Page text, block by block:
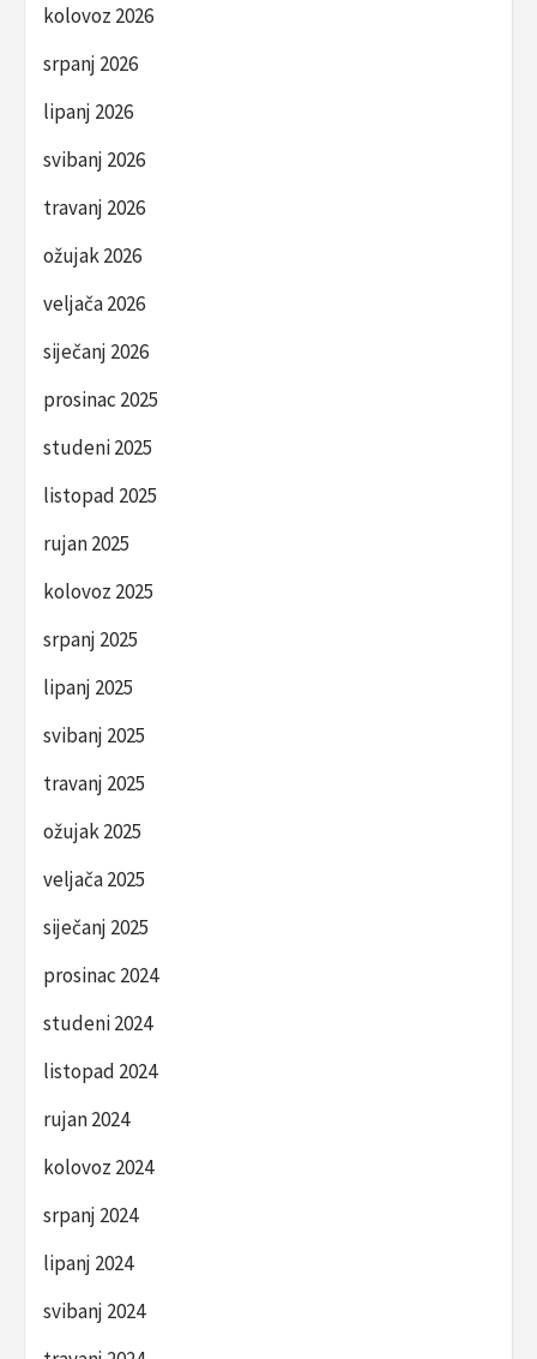
kolovoz 2026
srpanj 2026
lipanj 2026
svibanj 2026
travanj 2026
ožujak 2026
veljača 2026
siječanj 2026
prosinac 2025
studeni 2025
listopad 2025
rujan 2025
kolovoz 2025
srpanj 2025
lipanj 2025
svibanj 2025
travanj 2025
ožujak 2025
veljača 2025
siječanj 2025
prosinac 2024
studeni 2024
listopad 2024
rujan 2024
kolovoz 2024
srpanj 2024
lipanj 2024
svibanj 2024